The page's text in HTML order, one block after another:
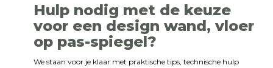
Hulp nodig met de keuze
voor een design wand, vloer
op pas-spiegel?
We staan voor je klaar met praktische tips, technische hulp